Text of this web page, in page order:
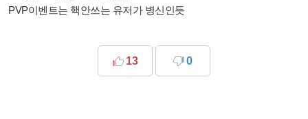
PVP이벤트는 핵안쓰는 유저가 병신인듯
13 0